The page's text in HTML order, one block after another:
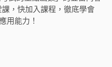
，快加入課程，徹底學會
用能力！